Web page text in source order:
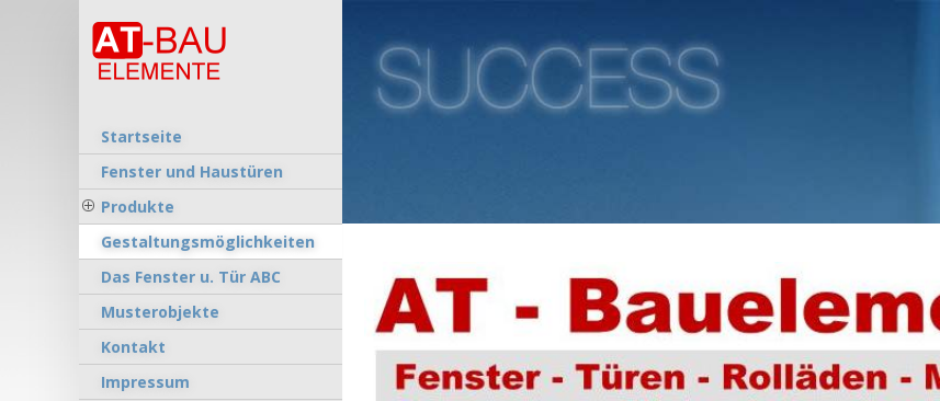
Startseite
Fenster und Haustüren
Produkte
Gestaltungsmöglichkeiten
Das Fenster u. Tür ABC
Musterobjekte
Kontakt
Impressum